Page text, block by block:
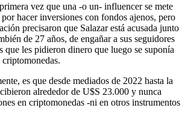
vez que una -o un- influencer se mete
hacer inversiones con fondos ajenos, pero
precisaron que Salazar está acusada junto
de 27 años, de engañar a sus seguidores
que les pidieron dinero que luego se suponía
es que desde mediados de 2022 hasta la
alrededor de U$S 23.000 y nunca
en criptomonedas -ni en otros instrumentos